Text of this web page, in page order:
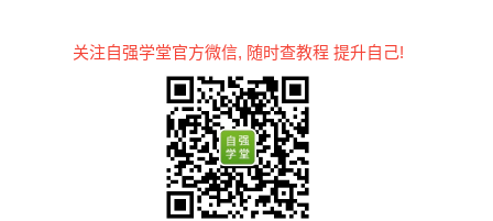
关注自强学堂官方微信, 随时查教程 提升自己!